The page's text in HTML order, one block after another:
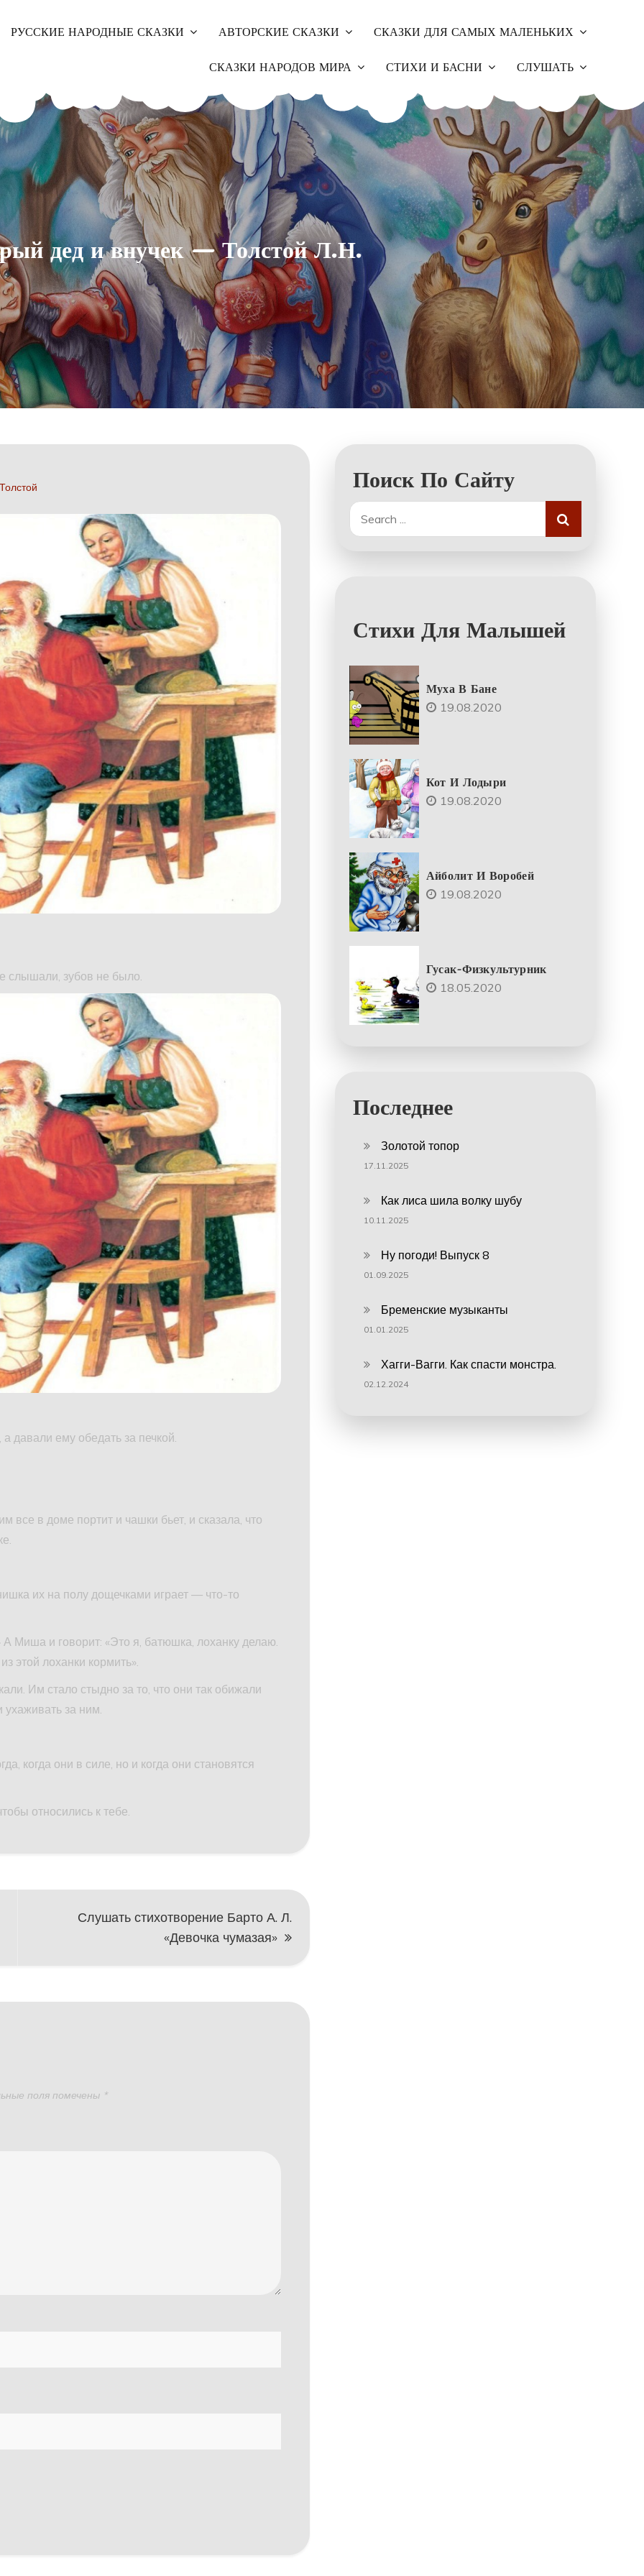
РУССКИЕ НАРОДНЫЕ СКАЗКИ АВТОРСКИЕ СКАЗКИ СКАЗКИ ДЛЯ САМЫХ МАЛЕНЬКИХ
СКАЗКИ НАРОДОВ МИРА СТИХИ И БАСНИ СЛУШАТЬ
дед и внучек — Толстой Л.Н.
слышали, зубов не было.
давали ему обедать за печкой.
все в доме портит и чашки бьет, и сказала, что
их на полу дощечками играет — что-то
Миша и говорит: «Это я, батюшка, лоханку делаю.
этой лоханки кормить».
Им стало стыдно за то, что они так обижали
ухаживать за ним.
когда они в силе, но и когда они становятся
относились к тебе.
Слушать стихотворение Барто А. Л.
«Девочка чумазая»
поля помечены *
Поиск По Сайту
Search
for:
Стихи Для Малышей
Муха В Бане
19.08.2020
Кот И Лодыри
19.08.2020
Айболит И Воробей
19.08.2020
Гусак-Физкультурник
18.05.2020
Последнее
Золотой топор
17.11.2025
Как лиса шила волку шубу
10.11.2025
Ну погоди! Выпуск 8
01.09.2025
Бременские музыканты
01.01.2025
Хагги-Вагги. Как спасти монстра.
02.12.2024